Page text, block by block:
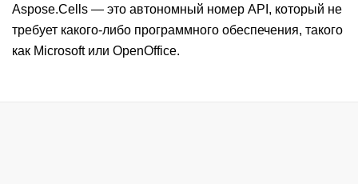
Aspose.Cells — это автономный номер API, который не
требует какого-либо программного обеспечения, такого
как Microsoft или OpenOffice.